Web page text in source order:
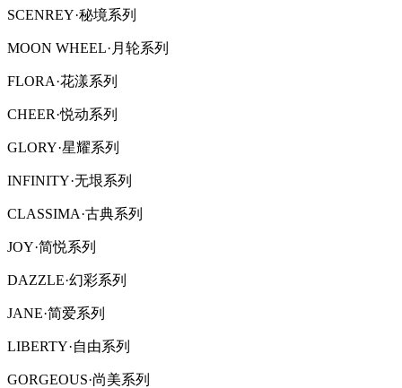
SCENREY·秘境系列
MOON WHEEL·月轮系列
FLORA·花漾系列
CHEER·悦动系列
GLORY·星耀系列
INFINITY·无垠系列
CLASSIMA·古典系列
JOY·简悦系列
DAZZLE·幻彩系列
JANE·简爱系列
LIBERTY·自由系列
GORGEOUS·尚美系列